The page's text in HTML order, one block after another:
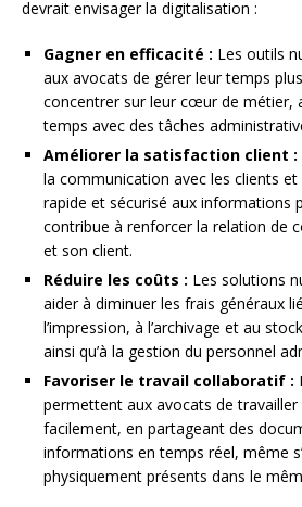
devrait envisager la digitalisation :
Gagner en efficacité : Les outils
aux avocats de gérer leur temps
concentrer sur leur cœur de métier,
temps avec des tâches
Améliorer la satisfaction client :
la communication avec les clients
rapide et sécurisé aux informations
contribue à renforcer la relation de
et son client.
Réduire les coûts : Les solutions
aider à diminuer les frais généraux
l’impression, à l’archivage et au
ainsi qu’à la gestion du personnel
Favoriser le travail collaboratif :
permettent aux avocats de travailler
facilement, en partageant des
informations en temps réel, même
physiquement présents dans le